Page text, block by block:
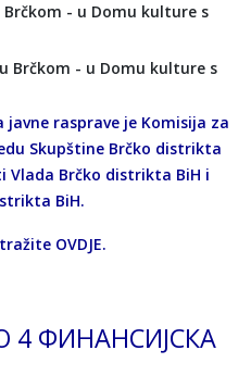
Brčkom - u Domu kulture s
Brčkom - u Domu kulture s
rasprave je Komisija za
Skupštine Brčko distrikta
Vlada Brčko distrikta BiH i
BiH.
OVDJE.
4 ФИНАНСИЈСКА